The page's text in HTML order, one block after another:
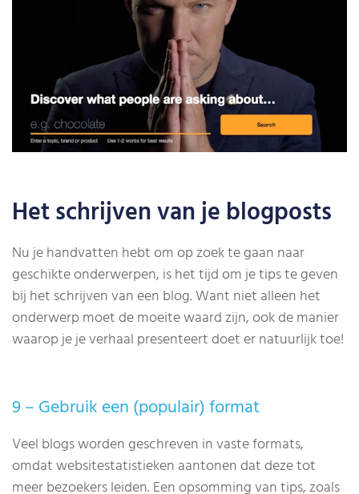
Het schrijven van je blogposts
Nu je handvatten hebt om op zoek te gaan naar
geschikte onderwerpen, is het tijd om je tips te geven
bij het schrijven van een blog. Want niet alleen het
onderwerp moet de moeite waard zijn, ook de manier
waarop je je verhaal presenteert doet er natuurlijk toe!
9 – Gebruik een (populair) format
Veel blogs worden geschreven in vaste formats,
omdat websitestatistieken aantonen dat deze tot
meer bezoekers leiden. Een opsomming van tips, zoals